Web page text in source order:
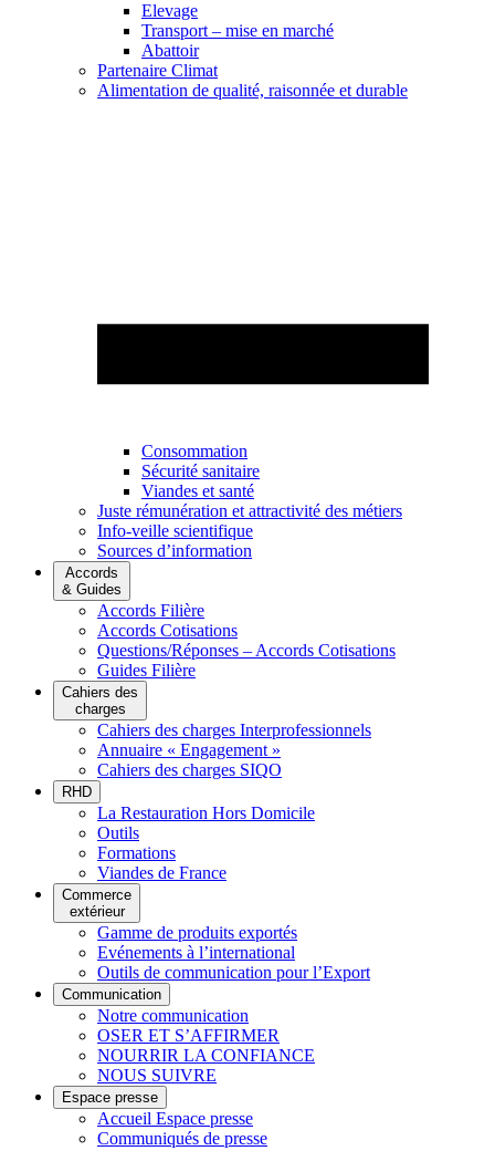
Elevage
Transport – mise en marché
Abattoir
Partenaire Climat
Alimentation de qualité, raisonnée et durable
Consommation
Sécurité sanitaire
Viandes et santé
Juste rémunération et attractivité des métiers
Info-veille scientifique
Sources d’information
Accords
& Guides
Accords Filière
Accords Cotisations
Questions/Réponses – Accords Cotisations
Guides Filière
Cahiers des
charges
Cahiers des charges Interprofessionnels
Annuaire « Engagement »
Cahiers des charges SIQO
RHD
La Restauration Hors Domicile
Outils
Formations
Viandes de France
Commerce
extérieur
Gamme de produits exportés
Evénements à l’international
Outils de communication pour l’Export
Communication
Notre communication
OSER ET S’AFFIRMER
NOURRIR LA CONFIANCE
NOUS SUIVRE
Espace presse
Accueil Espace presse
Communiqués de presse